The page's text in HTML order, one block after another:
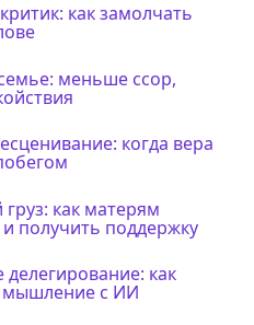
как замолчать
меньше ссор,
когда вера
как матерям
получить поддержку
делегирование: как
мышление с ИИ